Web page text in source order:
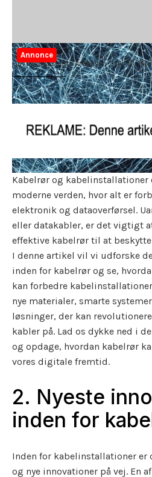
Annonce
Gave Magasinets Artikler
juli 21,
Kabelrør og kabelinstallationer
moderne verden, hvor alt er
elektronik og dataoverførsel.
eller datakabler, er det vigtigt
effektive kabelrør til at
I denne artikel vil vi udforske
inden for kabelrør og se,
kan forbedre
nye materialer, smarte
løsninger, der kan
kabler på. Lad os dykke ned i
og opdage, hvordan kabelrør
vores digitale fremtid.
2. Nyeste
inden for
Inden for kabelinstallationer
og nye innovationer på vej. En